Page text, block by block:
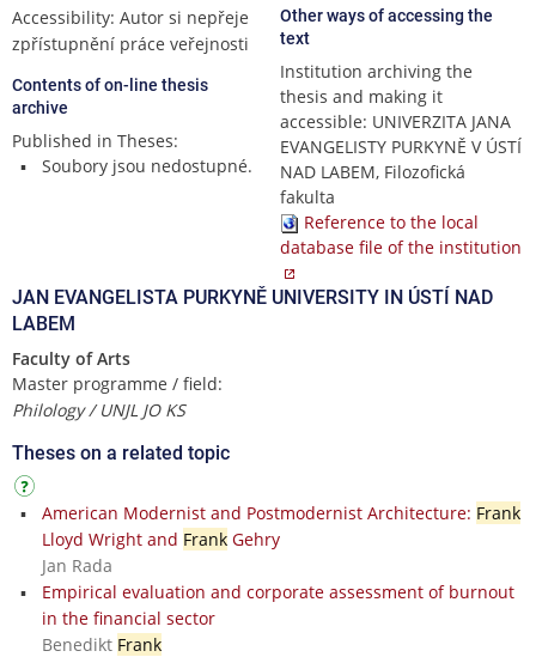
Accessibility: Autor si nepřeje
zpřístupnění práce veřejnosti
Contents of on-line thesis
archive
Published in Theses:
Soubory jsou nedostupné.
Other ways of accessing the
text
Institution archiving the
thesis and making it
accessible: UNIVERZITA JANA
EVANGELISTY PURKYNĚ V ÚSTÍ
NAD LABEM, Filozofická
fakulta
Reference to the local
database file of the institution
JAN EVANGELISTA PURKYNĚ UNIVERSITY IN ÚSTÍ NAD
LABEM
Faculty of Arts
Master programme / field:
Philology / UNJL JO KS
Theses on a related topic
American Modernist and Postmodernist Architecture: Frank
Lloyd Wright and FrankGehry
Jan Rada
Empirical evaluation and corporate assessment of burnout
in the financial sector
Benedikt Frank